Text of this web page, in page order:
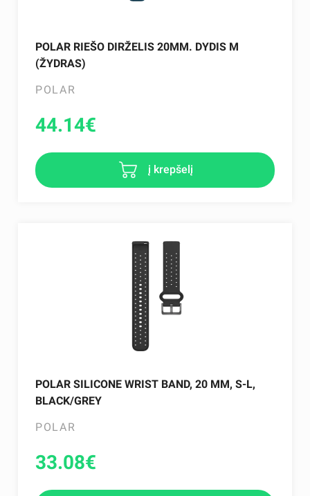
POLAR RIEŠO DIRŽELIS 20MM. DYDIS M
(ŽYDRAS)
POLAR
44.14€
į krepšelį
POLAR SILICONE WRIST BAND, 20 MM, S-L,
BLACK/GREY
POLAR
33.08€